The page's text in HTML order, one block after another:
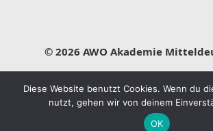
© 2026 AWO Akademie
Impressum Datenschutz
Diese Website benutzt Cookies. Wenn du
nutzt, gehen wir von deinem
OK